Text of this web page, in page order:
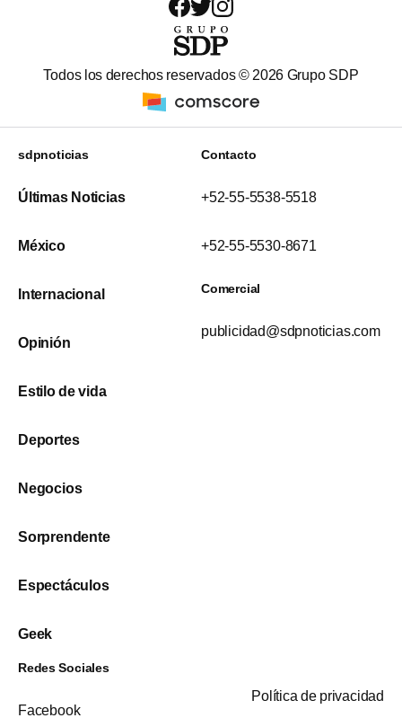
Todos los derechos reservados © 2026 Grupo SDP
sdpnoticias
Últimas Noticias
México
Internacional
Opinión
Estilo de vida
Deportes
Negocios
Sorprendente
Espectáculos
Geek
Contacto
+52-55-5538-5518
+52-55-5530-8671
Comercial
publicidad@sdpnoticias.com
Redes Sociales
Facebook
Política de privacidad